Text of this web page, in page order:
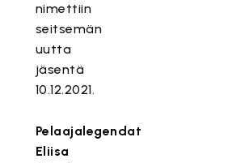
nimettiin
seitsemän
uutta
jäsentä
10.12.2021.
Pelaajalegendat
Eliisa